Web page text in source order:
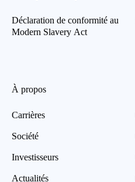
Déclaration de conformité au
Modern Slavery Act
À propos
Carrières
Société
Investisseurs
Actualités